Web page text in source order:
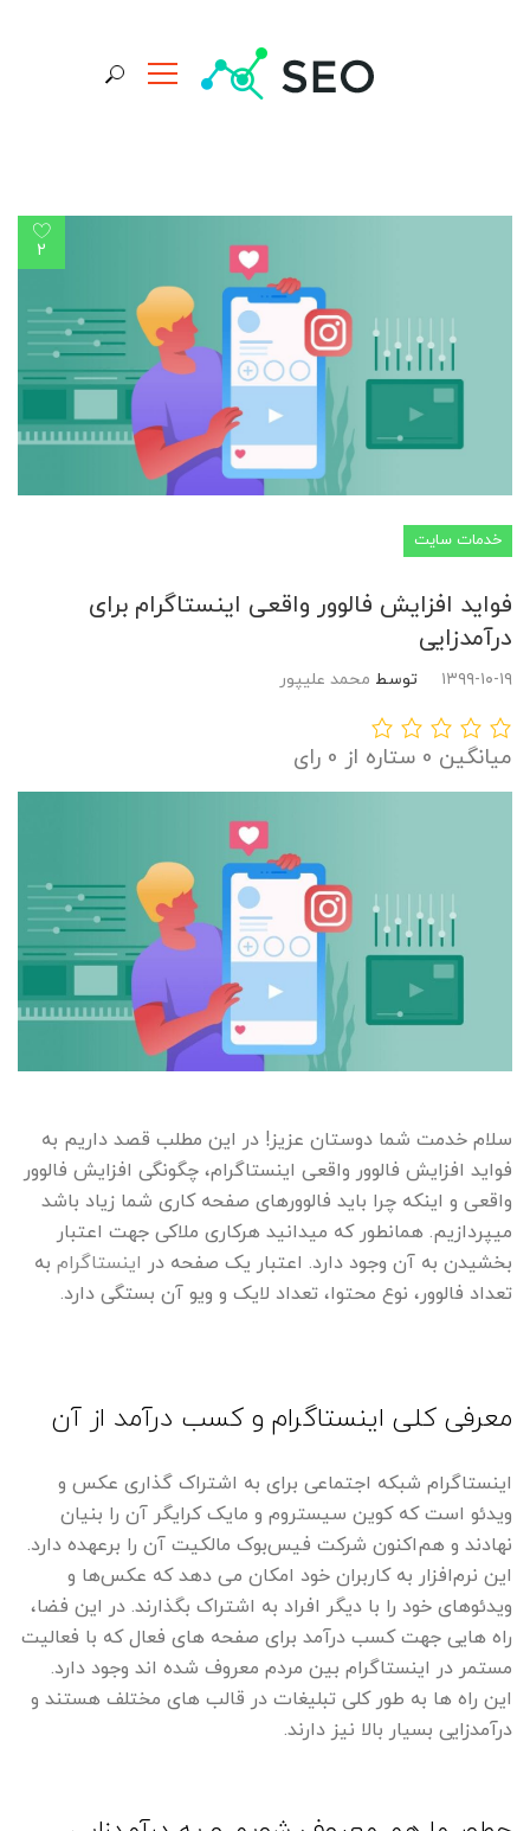
2
خدمات سایت
فواید افزایش فالوور واقعی اینستاگرام برای
درآمدزایی
۱۳۹۹-۱۰-۱۹ توسط محمد علیپور
میانگین 0 ستاره از 0 رای
سلام خدمت شما دوستان عزیز! در این مطلب قصد داریم به
فواید افزایش فالوور واقعی اینستاگرام، چگونگی افزایش فالوور
واقعی و اینکه چرا باید فالوورهای صفحه کاری شما زیاد باشد
میپردازیم. همانطور که میدانید هرکاری ملاکی جهت اعتبار
بخشیدن به آن وجود دارد. اعتبار یک صفحه در اینستاگرام به
تعداد فالوور، نوع محتوا، تعداد لایک و ویو آن بستگی دارد.
معرفی کلی اینستاگرام و کسب درآمد از آن
اینستاگرام شبکه اجتماعی برای به اشتراک گذاری عکس و
ویدئو است که کوین سیستروم و مایک کرایگر آن را بنیان
نهادند و هم‌اکنون شرکت فیس‌بوک مالکیت آن را برعهده دارد.
این نرم‌افزار به کاربران خود امکان می دهد که عکس‌ها و
ویدئوهای خود را با دیگر افراد به اشتراک بگذارند. در این فضا،
راه هایی جهت کسب درآمد برای صفحه های فعال که با فعالیت
مستمر در اینستاگرام بین مردم معروف شده اند وجود دارد.
این راه ها به طور کلی تبلیغات در قالب های مختلف هستند و
درآمدزایی بسیار بالا نیز دارند.